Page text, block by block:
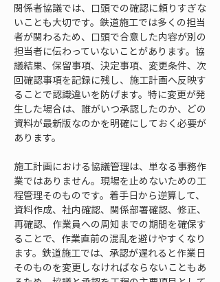
関係者協議では、口頭での確認に頼りすぎな
いことも大切です。鉄道施工では多くの担当
者が関わるため、口頭で合意した内容が別の
担当者に伝わっていないことがあります。協
議結果、保留事項、決定事項、変更条件、次
回確認事項を記録に残し、施工計画へ反映す
ることで認識違いを防げます。特に変更が発
生した場合は、誰がいつ承認したのか、どの
資料が最新版なのかを明確にしておく必要が
あります。
施工計画における協議管理は、単なる事務作
業ではありません。現場を止めないための工
程管理そのものです。着手日から逆算して、
資料作成、社内確認、関係部署確認、修正、
再確認、作業員への周知までの期間を確保す
ることで、作業直前の混乱を避けやすくなり
ます。鉄道施工では、承認が遅れると作業日
そのものを変更しなければならないこともあ